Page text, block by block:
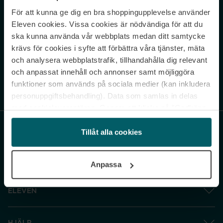
För att kunna ge dig en bra shoppingupplevelse använder
Eleven cookies. Vissa cookies är nödvändiga för att du
ska kunna använda vår webbplats medan ditt samtycke
krävs för cookies i syfte att förbättra våra tjänster, mäta
och analysera webbplatstrafik, tillhandahålla dig relevant
och anpassat innehåll och annonser samt möjliggöra
funktioner som används på sociala medier (kan inkludera
personuppgiftsbehandling). Data som samlas in delas
och gå vidare” accepterar du samtliga cookies medan du
under ”Inställningar” kan anpassa användningen av
cookies. Du kan återkalla ditt samtycke när som helst.
Tillåt alla cookies
Anpassa
Never miss a beat.
Sign up to our newsletter.
Genom att prenumerera accepterar du vår Integritetspolicy. Avprenumerera
ELEVEN